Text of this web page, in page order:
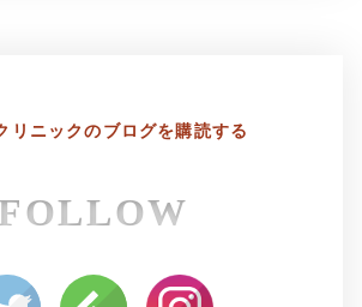
リニックのブログを購読する